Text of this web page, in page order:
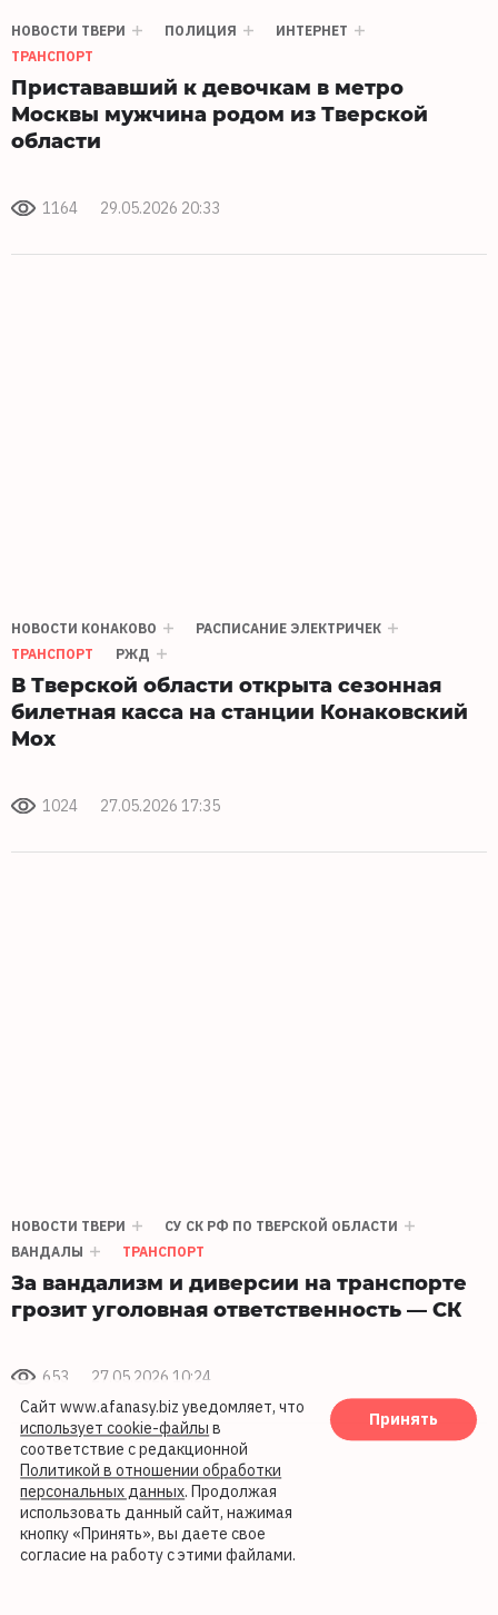
НОВОСТИ ТВЕРИ ПОЛИЦИЯ
ИНТЕРНЕТ
ТРАНСПОРТ
Пристававший к девочкам в метро
Москвы мужчина родом из Тверской
области
1164 29.05.2026 20:33
НОВОСТИ КОНАКОВО
РАСПИСАНИЕ ЭЛЕКТРИЧЕК
ТРАНСПОРТ
РЖД
В Тверской области открыта сезонная
билетная касса на станции Конаковский
Мох
1024 27.05.2026 17:35
НОВОСТИ ТВЕРИ
СУ СК РФ ПО ТВЕРСКОЙ ОБЛАСТИ
ВАНДАЛЫ
ТРАНСПОРТ
За вандализм и диверсии на транспорте
грозит уголовная ответственность — СК
653
27.05.2026 10:24
Сайт www.afanasy.biz уведомляет, что
использует cookie-файлы в
соответствие с редакционной
Политикой в отношении обработки
персональных данных. Продолжая
использовать данный сайт, нажимая
кнопку «Принять», вы даете свое
согласие на работу с этими файлами.
Принять